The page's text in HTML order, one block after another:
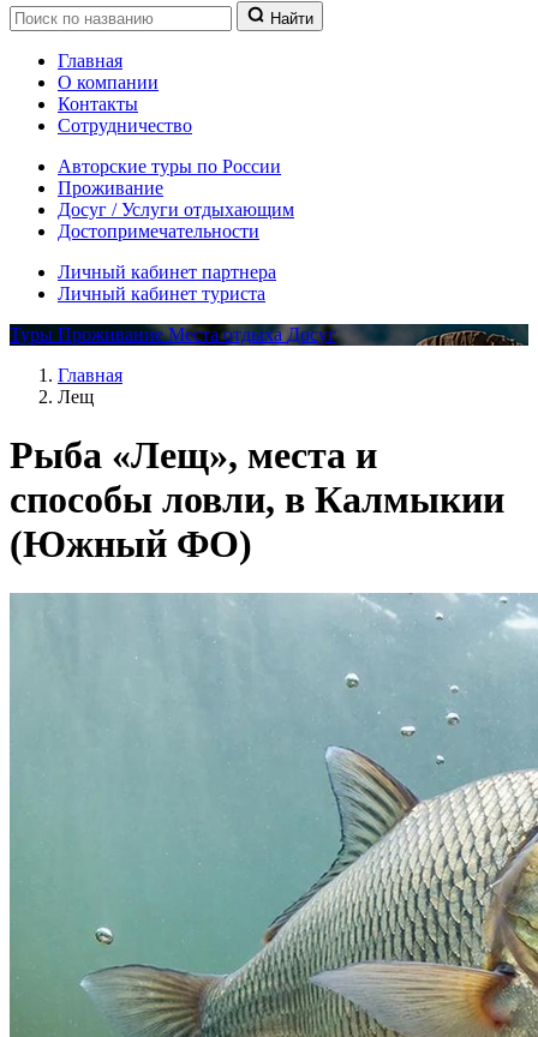
Найти
Главная
О компании
Контакты
Сотрудничество
Авторские туры по России
Проживание
Досуг / Услуги отдыхающим
Достопримечательности
Личный кабинет партнера
Личный кабинет туриста
Туры ПроживаниеМеста отдыха Досуг
Главная
Лещ
Рыба «Лещ», места и
способы ловли, в Калмыкии
(Южный ФО)